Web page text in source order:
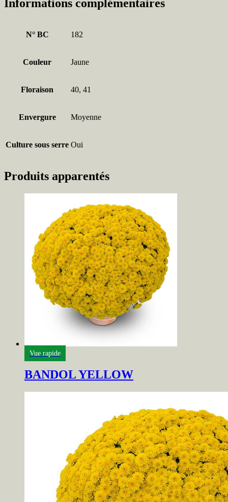
Informations complémentaires
N° BC 182
Couleur Jaune
Floraison 40, 41
Envergure Moyenne
Culture sous serre Oui
Produits apparentés
Vue rapide
BANDOL YELLOW